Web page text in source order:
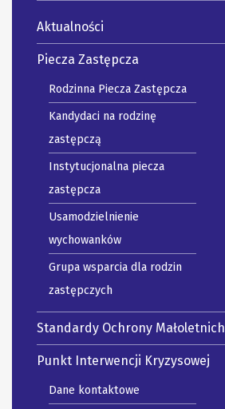
Aktualności
Piecza Zastępcza
Rodzinna Piecza Zastępcza
Kandydaci na rodzinę
zastępczą
Instytucjonalna piecza
zastępcza
Usamodzielnienie
wychowanków
Grupa wsparcia dla rodzin
zastępczych
Standardy Ochrony Małoletnich
Punkt Interwencji Kryzysowej
Dane kontaktowe